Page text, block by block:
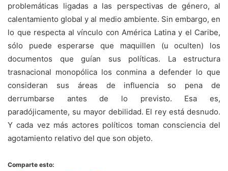
problemáticas ligadas a las perspectivas de género, al
calentamiento global y al medio ambiente. Sin embargo, en
lo que respecta al vínculo con América Latina y el Caribe,
sólo puede esperarse que maquillen (u oculten) los
documentos que guían sus políticas. La estructura
trasnacional monopólica los conmina a defender lo que
consideran sus áreas de influencia so pena de
derrumbarse antes de lo previsto. Esa es,
paradójicamente, su mayor debilidad. El rey está desnudo.
Y cada vez más actores políticos toman consciencia del
agotamiento relativo del que son objeto.
Comparte esto: